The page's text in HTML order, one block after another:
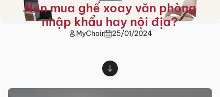
Nên mua ghế xoay văn phòng
nhập khẩu hay nội địa?
MyChair 25/01/2024